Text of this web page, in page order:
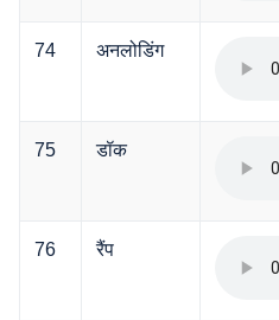
74 अनलोडिंग
75 डॉक
76 रैंप